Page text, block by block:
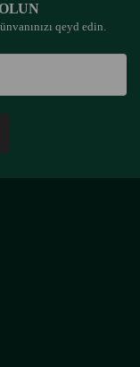
qeyd edin.